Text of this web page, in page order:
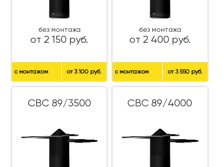
без монтажа
от 2 150 руб.
с монтажом от 3 100 руб.
без монтажа
от 2 400 руб.
с монтажом от 3 550 руб.
СВС 89/3500 СВС 89/4000